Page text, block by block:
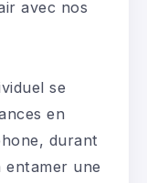
avec nos
se
en
durant
entamer une